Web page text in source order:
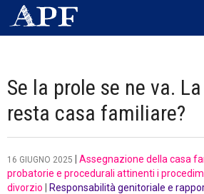
Se la prole se ne va.
resta casa familiare?
16 GIUGNO 2025 Assegnazione della casa
probatorie e procedurali attinenti i
divorzio
Responsabilità genitoriale e